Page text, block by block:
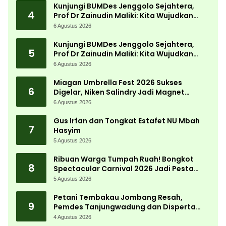
4
Kunjungi BUMDes Jenggolo Sejahtera,
Prof Dr Zainudin Maliki: Kita Wujudkan
Kemandirian Ekonomi dengan Potensi
6 Agustus 2026
5
Kunjungi BUMDes Jenggolo Sejahtera,
Prof Dr Zainudin Maliki: Kita Wujudkan
Kemandirian Ekonomi dengan Potensi
6 Agustus 2026
6
Miagan Umbrella Fest 2026 Sukses
Digelar, Niken Salindry Jadi Magnet
Ribuan Pengunjung
6 Agustus 2026
7
Gus Irfan dan Tongkat Estafet NU Mbah
Hasyim
5 Agustus 2026
8
Ribuan Warga Tumpah Ruah! Bongkot
Spectacular Carnival 2026 Jadi Pesta
Kemerdekaan Terbesar di Peterongan
5 Agustus 2026
9
Petani Tembakau Jombang Resah,
Pemdes Tanjungwadung dan Disperta
Bergerak Cepat
4 Agustus 2026